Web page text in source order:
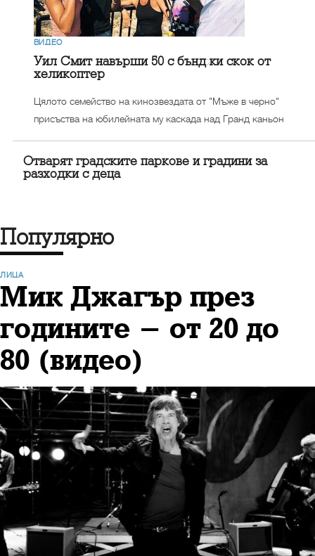
ВИДЕО
Уил Смит навърши 50 с бънджи скок от
хеликоптер
Цялото семейство на кинозвездата от "Мъже в черно"
присъства на юбилейната му каскада над Гранд каньон
Отварят градските паркове и градини за
разходки с деца
Популярно
ЛИЦА
Мик Джагър през
годините - от 20 до
80 (видео)